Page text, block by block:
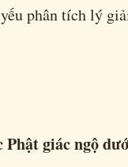
phân tích lý
giác ngộ